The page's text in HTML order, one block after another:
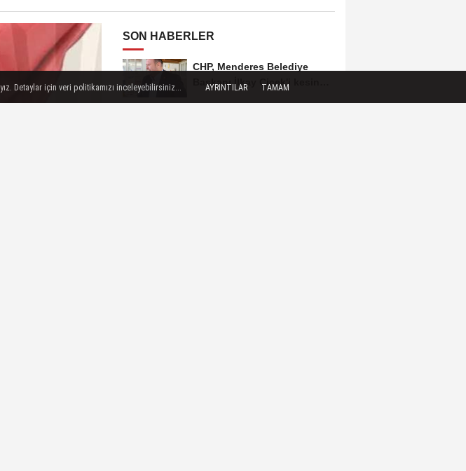
SON HABERLER
CHP, Menderes Belediye
Başkanı İlkay Çiçek'i kesin
Detaylar için veri politikamızı inceleyebilirsiniz... AYRINTILAR TAMAM